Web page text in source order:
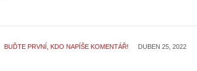
BUĎTE PRVNÍ, KDO NAPÍŠE KOMENTÁŘ! DUBEN 25, 2022
r
i
á
l